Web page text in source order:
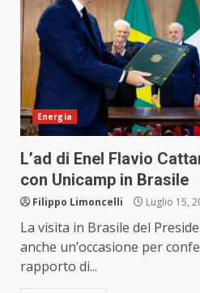
Energia
L’ad di Enel Flavio
con Unicamp in Brasile
Filippo Limoncelli Luglio 15,
La visita in Brasile del
anche un’occasione per
rapporto di...